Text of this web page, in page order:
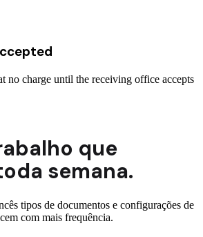
no charge until the receiving office accepts
que
semana.
tipos de documentos e configurações de
com mais frequência.